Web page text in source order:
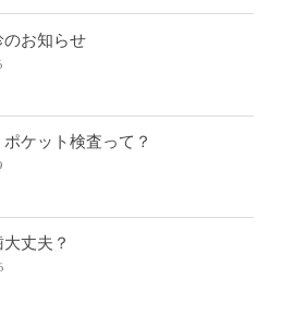
のお知らせ
ケット検査って？
丈夫？